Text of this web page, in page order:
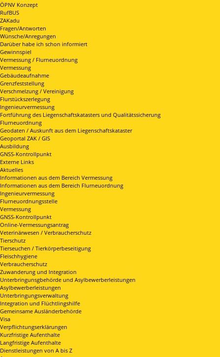
ÖPNV Konzept
RufBUS
ZAKadu
Fragen/Antworten
Wünsche/Anregungen
Darüber habe ich schon informiert
Gewinnspiel
Vermessung / Flurneuordnung
Vermessung
Gebäudeaufnahme
Grenzfeststellung
Verschmelzung / Vereinigung
Flurstückszerlegung
Ingenieurvermessung
Fortführung des Liegenschaftskatasters und Qualitätssicherung
Flurneuordnung
Geodaten / Auskunft aus dem Liegenschaftskataster
Geoportal ZAK / GIS
Ausbildung
GNSS-Kontrollpunkt
Externe Links
Aktuelles
Informationen aus dem Bereich Vermessung
Informationen aus dem Bereich Flurneuordnung
Ingenieurvermessung
Flurneuordnungsstelle
Vermessung
GNSS-Kontrollpunkt
Online-Vermessungsantrag
Veterinärwesen / Verbraucherschutz
Tierschutz
Tierseuchen / Tierkörperbeseitigung
Fleischhygiene
Verbraucherschutz
Zuwanderung und Integration
Unterbringunsgbehörde und Asylbewerberleistungen
Asylbewerberleistungen
Unterbringungsverwaltung
Integration und Flüchtlingshilfe
Gemeinsame Ausländerbehörde
Visa
Verpflichtungserklärungen
Kurzfristige Aufenthalte
Langfristige Aufenthalte
Dienstleistungen von A bis Z